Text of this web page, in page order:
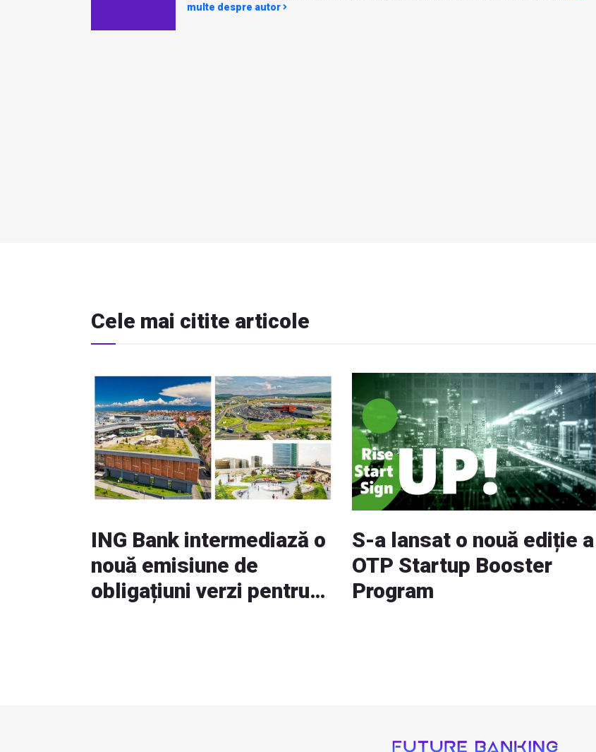
multe despre autor
Cele mai citite articole
ING Bank intermediază o
nouă emisiune de
obligațiuni verzi pentru
S-a lansat o nouă ediție a
OTP Startup Booster
Program